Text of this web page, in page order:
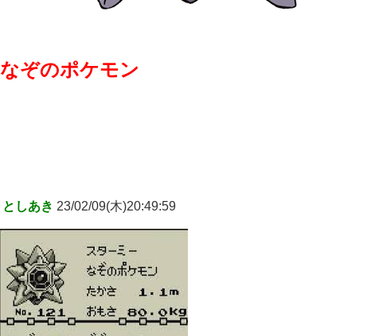
なぞのポケモン
としあき 23/02/09(木)20:49:59